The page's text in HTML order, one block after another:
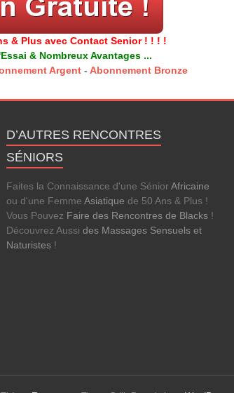
& Plus avec Contact Senior ! ! ! !
& Nombreux Avantages ...
Argent- Abonnement Bronze
D’AUTRES RENCONTRES
SÉNIORS
Faites la Connaissance d'une SéniorAfricaine
ou d'une Femme Asiatique de 50 Ans & Plus !
Vous Pouvez Faire des Rencontres de Blacks !
Découvrez Aussi des Massages Sensuels et
Naturistes !